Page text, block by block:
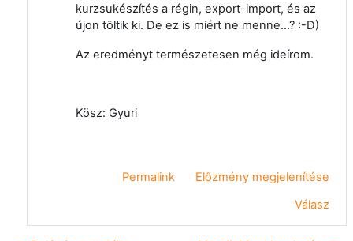
kurzsukészítés a régin, export-import, és az
újon töltik ki. De ez is miért ne menne...? :-D)
Az eredményt természetesen még ideírom.
Kösz: Gyuri
Permalink
Előzmény megjelenítése
Válasz